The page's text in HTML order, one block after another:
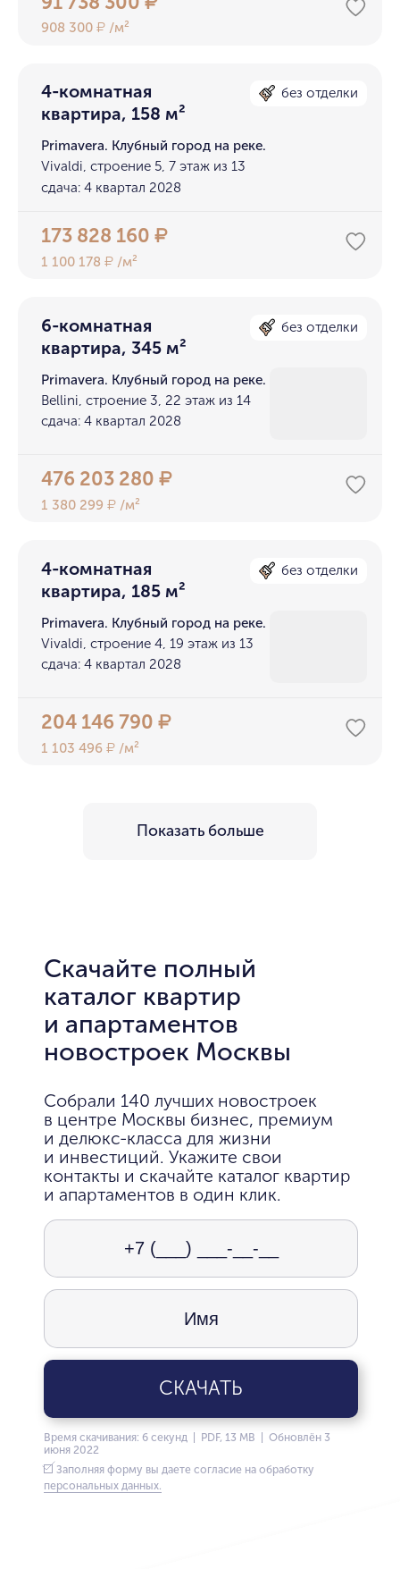
908 300₽ /м²
4-комнатная
квартира, 158 м²
без отделки
Primavera. Клубный город на реке.
Vivaldi, строение 5, 7 этаж из 13
сдача: 4 квартал 2028
173 828 160₽
1 100 178₽ /м²
6-комнатная
квартира, 345 м²
без отделки
Primavera. Клубный город на реке.
Bellini, строение 3, 22 этаж из 14
сдача: 4 квартал 2028
476 203 280₽
1 380 299₽ /м²
4-комнатная
квартира, 185 м²
без отделки
Primavera. Клубный город на реке.
Vivaldi, строение 4, 19 этаж из 13
сдача: 4 квартал 2028
204 146 790₽
1 103 496₽ /м²
Показать больше
Скачайте полный
каталог квартир
и апартаментов
новостроек Москвы
Собрали 140 лучших новостроек
в центре Москвы бизнес, премиум
и делюкс-класса для жизни
и инвестиций. Укажите свои
контакты и скачайте каталог квартир
и апартаментов в один клик.
СКАЧАТЬ
Время скачивания: 6 секунд | PDF, 13 MB | Обновлён 3
июня 2022
Заполняя форму вы даете согласие на обработку
персональных данных.